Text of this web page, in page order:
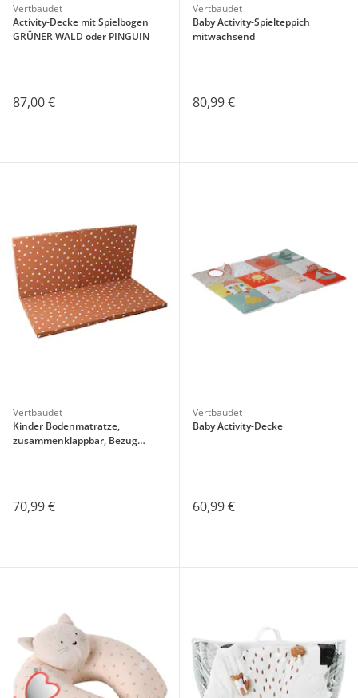
Vertbaudet
Activity-Decke mit Spielbogen
GRÜNER WALD oder PINGUIN
87,00 €
Vertbaudet
Baby Activity-Spielteppich
mitwachsend
80,99 €
Vertbaudet
Kinder Bodenmatratze,
zusammenklappbar, Bezug
70,99 €
Vertbaudet
Baby Activity-Decke
60,99 €